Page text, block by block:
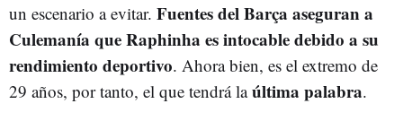
un escenario a evitar. Fuentes del Barça aseguran a
Culemanía que Raphinha es intocable debido a su
rendimiento deportivo. Ahora bien, es el extremo de
29 años, por tanto, el que tendrá laúltima palabra.